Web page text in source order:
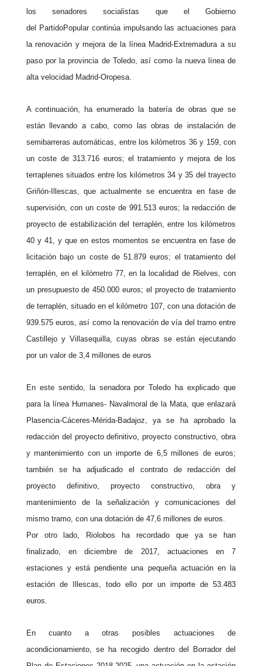
los senadores socialistas que el Gobierno
del
PartidoPopularcontinúa impulsando las actuaciones para
la renovación y mejora de la línea Madrid-Extremadura a su
paso por la provincia de Toledo, así como la nueva línea de
alta velocidad Madrid-Oropesa.
A continuación, ha enumerado la batería de obras que se
están llevando a cabo, como las obras de instalación de
semibarreras automáticas, entre los kilómetros 36 y 159, con
un coste de 313.716 euros; el tratamiento y mejora de los
terraplenes situados entre los kilómetros 34 y 35 del trayecto
Griñón-Illescas, que actualmente se encuentra en fase de
supervisión, con un coste de 991.513 euros; la redacción de
proyecto de estabilización del terraplén, entre los kilómetros
40 y 41, y que en estos momentos se encuentra en fase de
licitación bajo un coste de 51.879 euros; el tratamiento del
terraplén, en el kilómetro 77, en la localidad de Rielves, con
un presupuesto de 450.000 euros; el proyecto de tratamiento
de terraplén, situado en el kilómetro 107, con una dotación de
939.575 euros, así como la renovación de vía del tramo entre
Castillejo y Villasequilla, cuyas obras se están ejecutando
por un valor de 3,4 millones de euros
En este sentido, la senadora porToledo ha explicado que
para la línea Humanes- Navalmoral de la Mata, que enlazará
Plasencia-Cáceres-Mérida-Badajoz, ya se ha aprobado la
redacción del proyecto definitivo, proyecto constructivo, obra
y mantenimiento con un importe de 6,5 millones de euros;
también se ha adjudicado el contrato de redacción del
proyecto definitivo, proyecto constructivo, obra y
mantenimiento de la señalización y comunicaciones del
mismo tramo, con una dotación de 47,6 millones de euros.
Por otro lado, Riolobos ha recordado que ya se han
finalizado, en diciembre de 2017, actuaciones en 7
estaciones y está pendiente una pequeña actuación en la
estación de Illescas, todo ello por un importe de 53.483
euros.
En cuanto a otras posibles actuaciones de
acondicionamiento, se ha recogido dentro del Borrador del